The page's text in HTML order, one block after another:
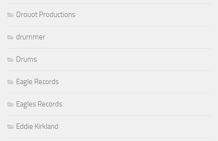
Drouot Productions
drummer
Drums
Eagle Records
Eagles Records
Eddie Kirkland